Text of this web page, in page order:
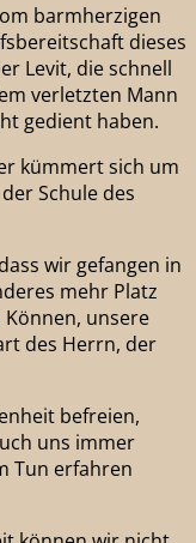
barmherzigen
dieses
Levit, die schnell
verletzten Mann
gedient haben.
kümmert sich um
Schule des
wir gefangen in
mehr Platz
Können, unsere
des Herrn, der
befreien,
uns immer
Tun erfahren